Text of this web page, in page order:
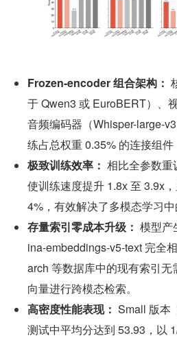
Frozen-encoder 组合架构：
于 Qwen3 或 EuroBERT）、
音频编码器（Whisper-large-
练占总权重 0.35% 的连接组件
极致训练效率： 相比全参数重
使训练速度提升 1.8x 至 3.9x
4%，有效解决了多模态学习中
存量索引零成本升级： 模型产
ina-embeddings-v5-text 完全
arch 等数据库中的现有索引
向量进行跨模态检索。
高密度性能表现： Small 版本
测试中平均分达到 53.93，以